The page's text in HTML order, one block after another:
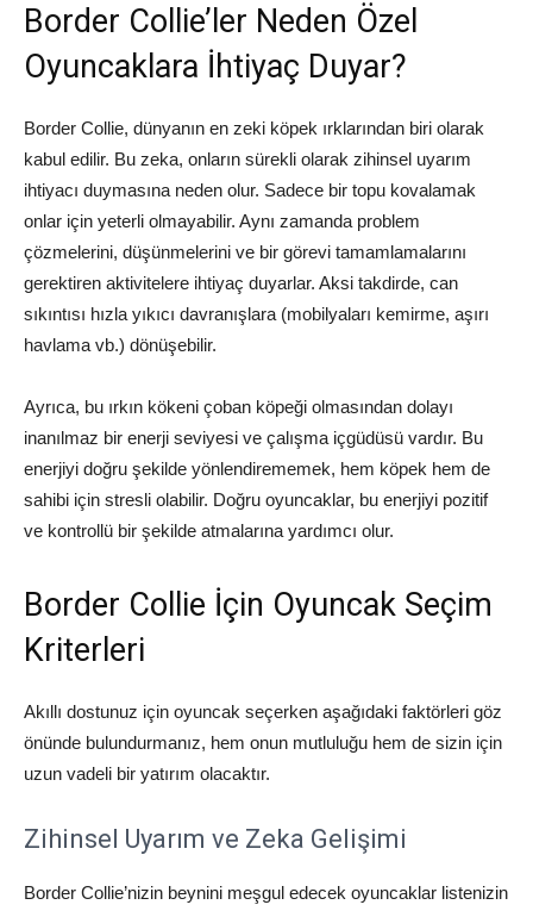
Border Collie’ler Neden Özel
Oyuncaklara İhtiyaç Duyar?
Border Collie, dünyanın en zeki köpek ırklarından biri olarak
kabul edilir. Bu zeka, onların sürekli olarak zihinsel uyarım
ihtiyacı duymasına neden olur. Sadece bir topu kovalamak
onlar için yeterli olmayabilir. Aynı zamanda problem
çözmelerini, düşünmelerini ve bir görevi tamamlamalarını
gerektiren aktivitelere ihtiyaç duyarlar. Aksi takdirde, can
sıkıntısı hızla yıkıcı davranışlara (mobilyaları kemirme, aşırı
havlama vb.) dönüşebilir.
Ayrıca, bu ırkın kökeni çoban köpeği olmasından dolayı
inanılmaz bir enerji seviyesi ve çalışma içgüdüsü vardır. Bu
enerjiyi doğru şekilde yönlendirememek, hem köpek hem de
sahibi için stresli olabilir. Doğru oyuncaklar, bu enerjiyi pozitif
ve kontrollü bir şekilde atmalarına yardımcı olur.
Border Collie İçin Oyuncak Seçim
Kriterleri
Akıllı dostunuz için oyuncak seçerken aşağıdaki faktörleri göz
önünde bulundurmanız, hem onun mutluluğu hem de sizin için
uzun vadeli bir yatırım olacaktır.
Zihinsel Uyarım ve Zeka Gelişimi
Border Collie’nizin beynini meşgul edecek oyuncaklar listenizin